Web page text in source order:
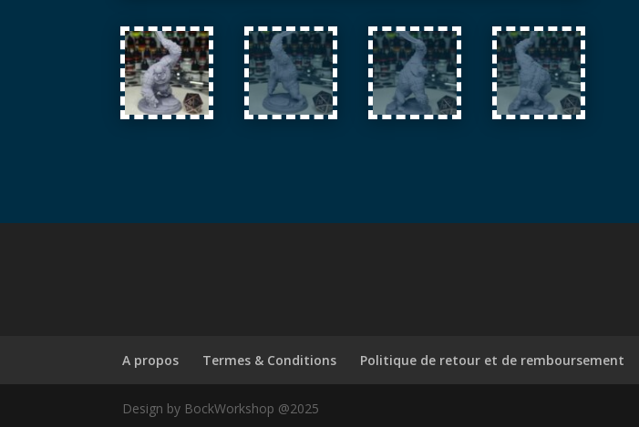
A propos Termes & Conditions Politique de retour et de remboursement
Design by BockWorkshop @2025